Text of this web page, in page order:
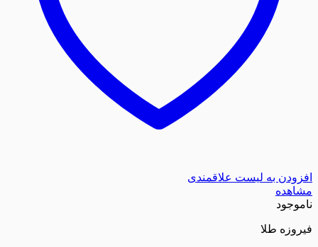
افزودن به لیست علاقمندی
مشاهده
ناموجود
فیروزه طلا